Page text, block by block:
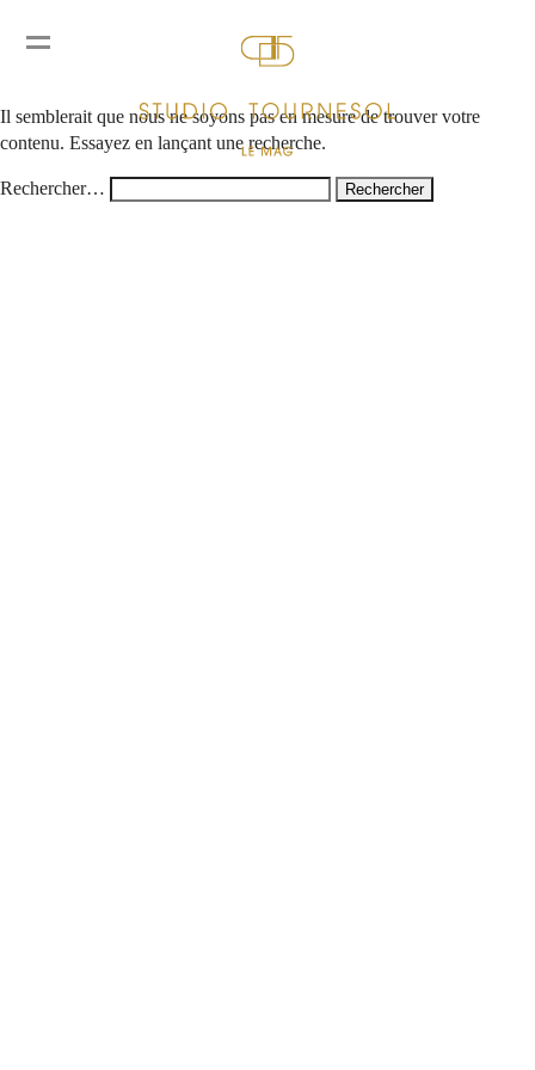
Rien ici
Il semblerait que nous ne soyons pas en mesure de trouver votre
contenu. Essayez en lançant une recherche.
Rechercher…